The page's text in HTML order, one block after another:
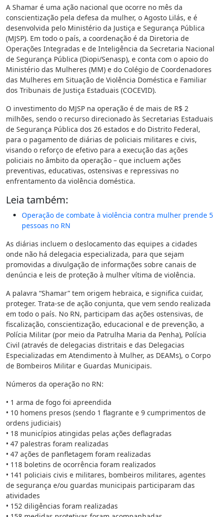
A Shamar é uma ação nacional que ocorre no mês da
conscientização pela defesa da mulher, o Agosto Lilás, e é
desenvolvida pelo Ministério da Justiça e Segurança Pública
(MJSP). Em todo o país, a coordenação é da Diretoria de
Operações Integradas e de Inteligência da Secretaria Nacional
de Segurança Pública (Diopi/Senasp), e conta com o apoio do
Ministério das Mulheres (MM) e do Colégio de Coordenadores
das Mulheres em Situação de Violência Doméstica e Familiar
dos Tribunais de Justiça Estaduais (COCEVID).
O investimento do MJSP na operação é de mais de R$ 2
milhões, sendo o recurso direcionado às Secretarias Estaduais
de Segurança Pública dos 26 estados e do Distrito Federal,
para o pagamento de diárias de policiais militares e civis,
visando o reforço de efetivo para a execução das ações
policiais no âmbito da operação – que incluem ações
preventivas, educativas, ostensivas e repressivas no
enfrentamento da violência doméstica.
Leia também:
Operação de combate à violência contra mulher prende 5
pessoas no RN
As diárias incluem o deslocamento das equipes a cidades
onde não há delegacia especializada, para que sejam
promovidas a divulgação de informações sobre canais de
denúncia e leis de proteção à mulher vítima de violência.
A palavra “Shamar” tem origem hebraica, e significa cuidar,
proteger. Trata-se de ação conjunta, que vem sendo realizada
em todo o país. No RN, participam das ações ostensivas, de
fiscalização, conscientização, educacional e de prevenção, a
Polícia Militar (por meio da Patrulha Maria da Penha), Polícia
Civil (através de delegacias distritais e das Delegacias
Especializadas em Atendimento à Mulher, as DEAMs), o Corpo
de Bombeiros Militar e Guardas Municipais.
Números da operação no RN:
• 1 arma de fogo foi apreendida
• 10 homens presos (sendo 1 flagrante e 9 cumprimentos de
ordens judiciais)
• 18 municípios atingidas pelas ações deflagradas
• 47 palestras foram realizadas
• 47 ações de panfletagem foram realizadas
• 118 boletins de ocorrência foram realizados
• 141 policiais civis e militares, bombeiros militares, agentes
de segurança e/ou guardas municipais participaram das
atividades
• 152 diligências foram realizadas